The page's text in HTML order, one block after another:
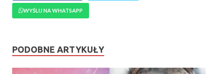
WYŚLIJ NA WHATSAPP
PODOBNE ARTYKUŁY